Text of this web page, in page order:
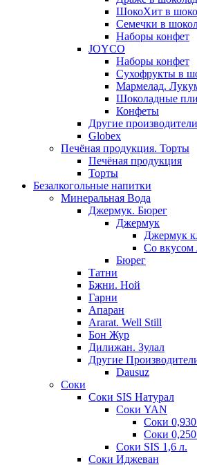
ШокоХит в
Семечки в
Наборы конфет
JOYCO
Наборы конфет
Сухофрукты в
Мармелад.
Шоколадные
Конфеты
Другие производители
Globex
Печёная продукция. Торты
Печёная продукция
Торты
Безалкогольные напитки
Минеральная Вода
Джермук. Бюрег
Джермук
Джермук
Со вкусом
Бюрег
Татни
Бжни. Ной
Гарни
Апаран
Ararat. Well Still
Бон Жур
Дилижан. Зулал
Другие
Dausuz
Соки
Соки SIS Натурал
Соки YAN
Соки
Соки
Соки SIS 1,6 л.
Соки Иджеван